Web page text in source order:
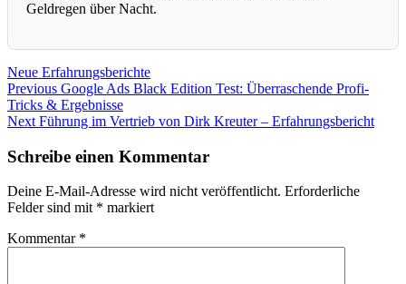
Geldregen über Nacht.
Neue Erfahrungsberichte
Beitragsnavigation
Previous Previous
post:
Google Ads Black Edition Test: Überraschende Profi-
Tricks & Ergebnisse
Next Next
Führung im Vertrieb von Dirk Kreuter – Erfahrungsbericht
Schreibe einen Kommentar
Deine E-Mail-Adresse wird nicht veröffentlicht. Erforderliche
Felder sind mit * markiert
Kommentar *